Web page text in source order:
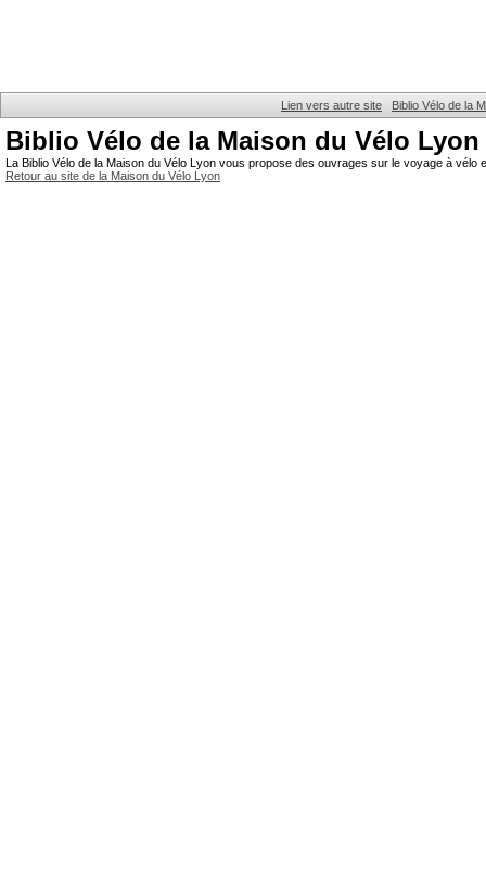
Lien vers autre site Biblio Vélo de la
Biblio Vélo de la Maison du Vélo Lyon
La Biblio Vélo de la Maison du Vélo Lyon vous propose des ouvrages sur le voyage à
Retour au site de la Maison du Vélo Lyon